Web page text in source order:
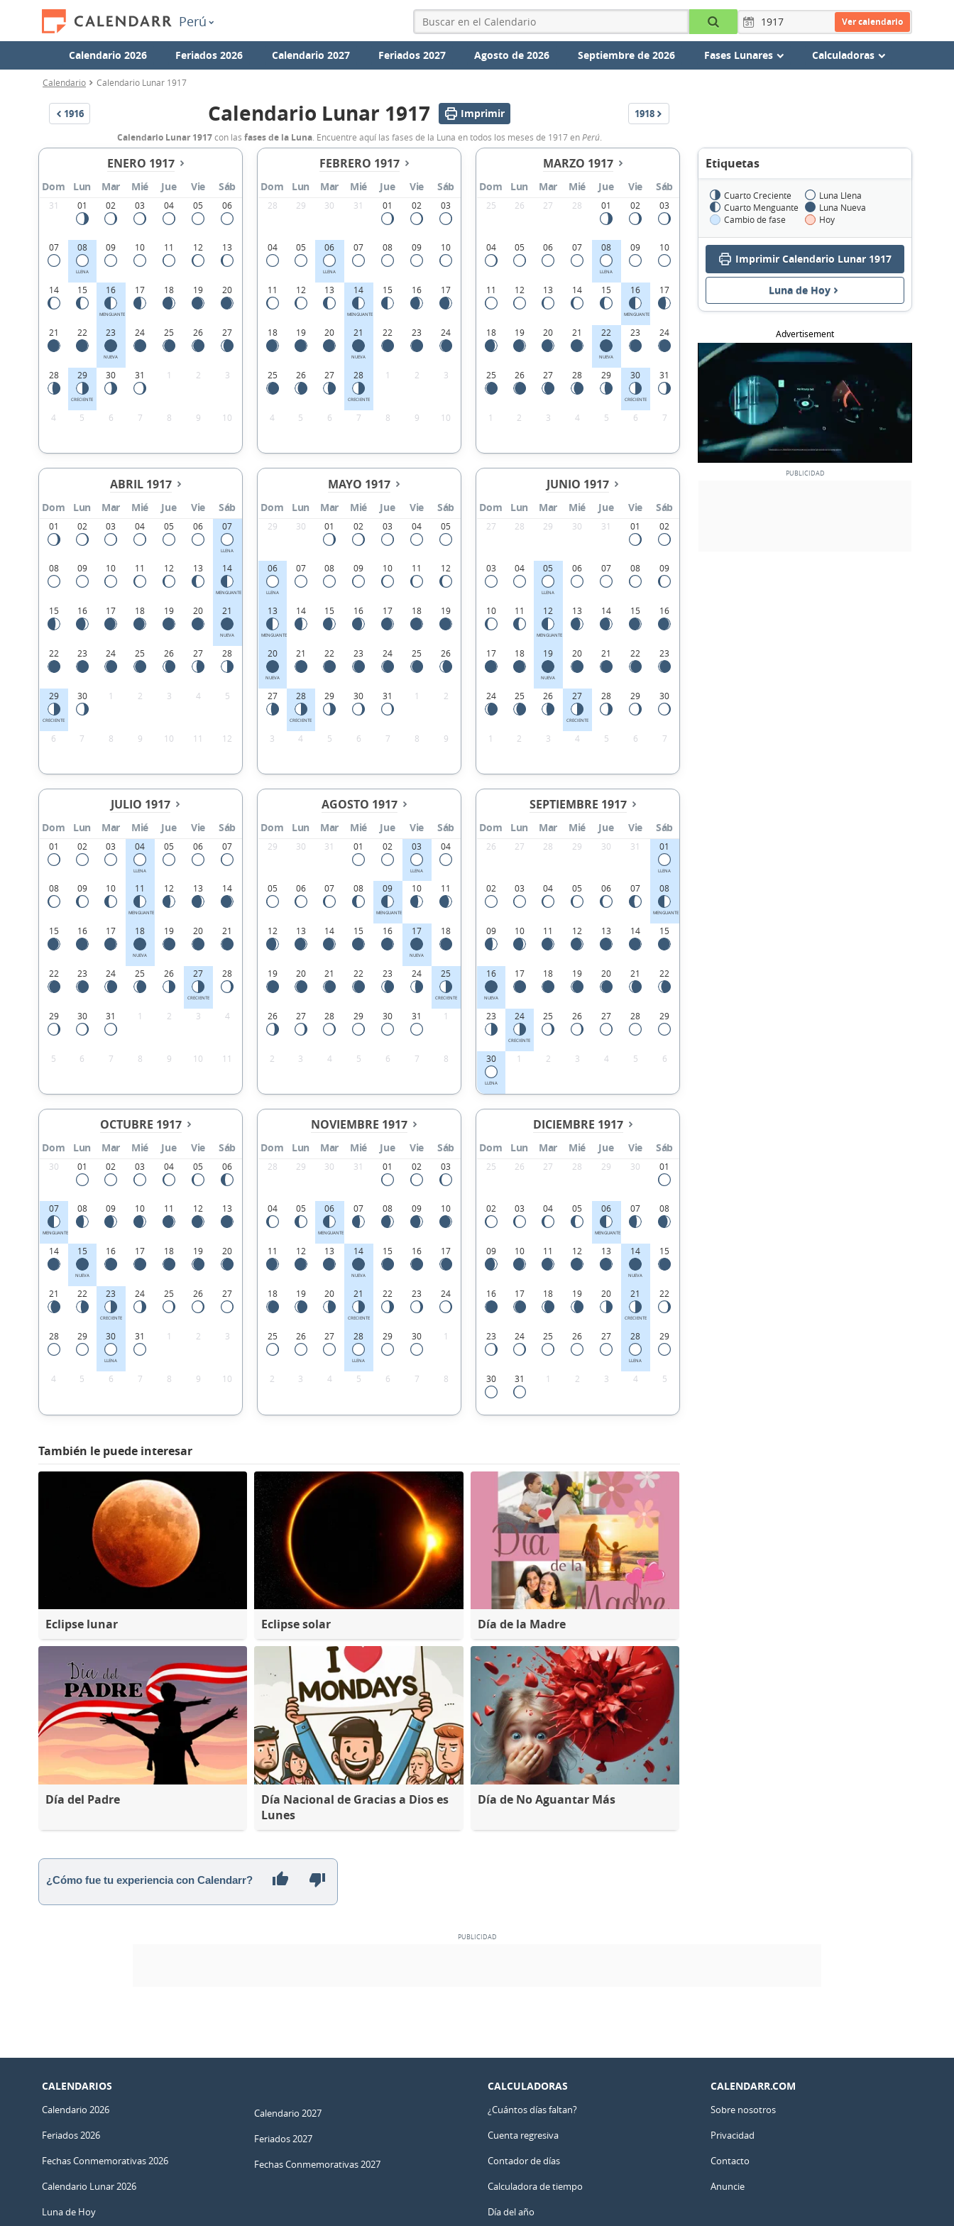
Perú Ver calendario
Calendario 2026 Feriados 2026 Calendario 2027 Feriados 2027 Agosto de 2026 Septiembre de 2026 Fases Lunares Calculadoras
Calendario Calendario Lunar 1917
1916 Calendario Lunar 1917 Imprimir 1918
Calendario Lunar 1917con las fases de la Luna. Encuentre aquí las fases de la Luna en todos los meses de 1917 enPerú.
ENERO 1917
Dom Lun Mar Mié Jue Vie Sáb
31 01 02 03 04 05 06
07 08
LLENA
09 10 11 12 13
14 15 16
MENGUANTE
17 18 19 20
21 22 23
NUEVA
24 25 26 27
28 29
CRECIENTE
30 31 1 2 3
4 5 6 7 8 9 10
FEBRERO 1917
Dom Lun Mar Mié Jue Vie Sáb
28 29 30 31 01 02 03
04 05 06
LLENA
07 08 09 10
11 12 13 14
MENGUANTE
15 16 17
18 19 20 21
NUEVA
22 23 24
25 26 27 28
CRECIENTE
1 2 3
4 5 6 7 8 9 10
MARZO 1917
Dom Lun Mar Mié Jue Vie Sáb
25 26 27 28 01 02 03
04 05 06 07 08
LLENA
09 10
11 12 13 14 15 16
MENGUANTE
17
18 19 20 21 22
NUEVA
23 24
25 26 27 28 29 30
CRECIENTE
31
1 2 3 4 5 6 7
ABRIL 1917
Dom Lun Mar Mié Jue Vie Sáb
01 02 03 04 05 06 07
LLENA
08 09 10 11 12 13 14
MENGUANTE
15 16 17 18 19 20 21
NUEVA
22 23 24 25 26 27 28
29
CRECIENTE
30 1 2 3 4 5
6 7 8 9 10 11 12
MAYO 1917
Dom Lun Mar Mié Jue Vie Sáb
29 30 01 02 03 04 05
06
LLENA
07 08 09 10 11 12
13
MENGUANTE
14 15 16 17 18 19
20
NUEVA
21 22 23 24 25 26
27 28
CRECIENTE
29 30 31 1 2
3 4 5 6 7 8 9
JUNIO 1917
Dom Lun Mar Mié Jue Vie Sáb
27 28 29 30 31 01 02
03 04 05
LLENA
06 07 08 09
10 11 12
MENGUANTE
13 14 15 16
17 18 19
NUEVA
20 21 22 23
24 25 26 27
CRECIENTE
28 29 30
1 2 3 4 5 6 7
JULIO 1917
Dom Lun Mar Mié Jue Vie Sáb
01 02 03 04
LLENA
05 06 07
08 09 10 11
MENGUANTE
12 13 14
15 16 17 18
NUEVA
19 20 21
22 23 24 25 26 27
CRECIENTE
28
29 30 31 1 2 3 4
5 6 7 8 9 10 11
AGOSTO 1917
Dom Lun Mar Mié Jue Vie Sáb
29 30 31 01 02 03
LLENA
04
05 06 07 08 09
MENGUANTE
10 11
12 13 14 15 16 17
NUEVA
18
19 20 21 22 23 24 25
CRECIENTE
26 27 28 29 30 31 1
2 3 4 5 6 7 8
SEPTIEMBRE 1917
Dom Lun Mar Mié Jue Vie Sáb
26 27 28 29 30 31 01
LLENA
02 03 04 05 06 07 08
MENGUANTE
09 10 11 12 13 14 15
16
NUEVA
17 18 19 20 21 22
23 24
CRECIENTE
25 26 27 28 29
30
LLENA
1 2 3 4 5 6
OCTUBRE 1917
Dom Lun Mar Mié Jue Vie Sáb
30 01 02 03 04 05 06
07
MENGUANTE
08 09 10 11 12 13
14 15
NUEVA
16 17 18 19 20
21 22 23
CRECIENTE
24 25 26 27
28 29 30
LLENA
31 1 2 3
4 5 6 7 8 9 10
NOVIEMBRE 1917
Dom Lun Mar Mié Jue Vie Sáb
28 29 30 31 01 02 03
04 05 06
MENGUANTE
07 08 09 10
11 12 13 14
NUEVA
15 16 17
18 19 20 21
CRECIENTE
22 23 24
25 26 27 28
LLENA
29 30 1
2 3 4 5 6 7 8
DICIEMBRE 1917
Dom Lun Mar Mié Jue Vie Sáb
25 26 27 28 29 30 01
02 03 04 05 06
MENGUANTE
07 08
09 10 11 12 13 14
NUEVA
15
16 17 18 19 20 21
CRECIENTE
22
23 24 25 26 27 28
LLENA
29
30 31 1 2 3 4 5
También le puede interesar
Eclipse lunar Eclipse solar Día de la Madre
Día del Padre
Día Nacional de Gracias a Dios es
Lunes
Día de No Aguantar Más
¿Cómo fue tu experiencia con Calendarr?
Etiquetas
Cuarto Creciente
Luna Llena
Cuarto Menguante
Luna Nueva
Cambio de fase
Hoy
Imprimir Calendario Lunar 1917
Luna de Hoy
Advertisement
CALENDARIOS
Calendario 2026
Feriados 2026
Fechas Conmemorativas 2026
Calendario Lunar 2026
Luna de Hoy
Calendario 2027
Feriados 2027
Fechas Conmemorativas 2027
CALCULADORAS
¿Cuántos días faltan?
Cuenta regresiva
Contador de días
Calculadora de tiempo
Día del año
CALENDARR.COM
Sobre nosotros
Privacidad
Contacto
Anuncie